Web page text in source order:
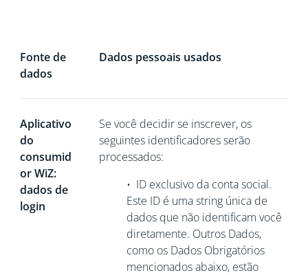
Fonte de
dados
Dados pessoais usados
Aplicativo
do
consumid
or WiZ:
dados de
login
Se você decidir se inscrever, os
seguintes identificadores serão
processados:
• ID exclusivo da conta social.
Este ID é uma string única de
dados que não identificam você
diretamente. Outros Dados,
como os Dados Obrigatórios
mencionados abaixo, estão